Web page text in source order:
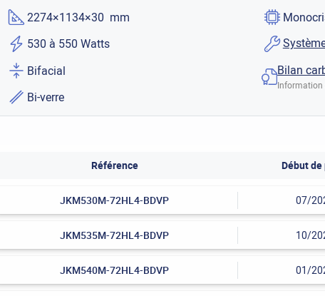
2274×1134×30 mm
530 à 550 Watts
Bifacial
Bi-verre
Bilan
Information
Référence Début de
JKM530M-72HL4-BDVP 07/
JKM535M-72HL4-BDVP 10/
JKM540M-72HL4-BDVP 01/